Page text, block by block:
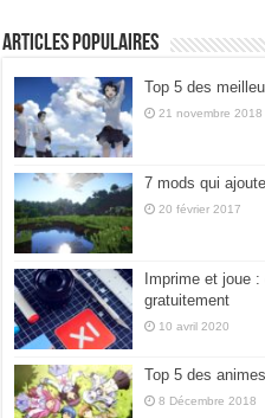
Articles populaires
Top 5 des
21 novembre 2018
7 mods qui
20 février 2017
Imprime et joue
gratuitement
10 avril 2020
Top 5 des
8 Décembre 2018